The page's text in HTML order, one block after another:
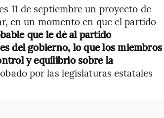
11 de septiembre un proyecto de
en un momento en que el partido
que le dé al partido
del gobierno, lo que los miembros
y equilibrio sobre la
por las legislaturas estatales